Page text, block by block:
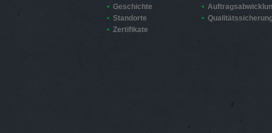
Geschichte
Standorte
Zertifikate